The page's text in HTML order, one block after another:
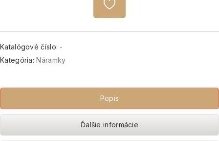
Katalógové číslo: -
Kategória:Náramky
Popis
Ďalšie informácie